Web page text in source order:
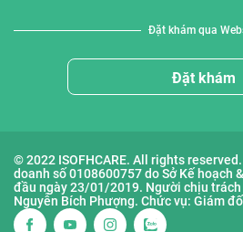
Đặt khám qua
Đặt khám
© 2022 ISOFHCARE. All rights
doanh số 0108600757 do Sở Kế hoạch
đầu ngày 23/01/2019. Người chịu
Nguyễn Bích Phượng. Chức vụ: Giám